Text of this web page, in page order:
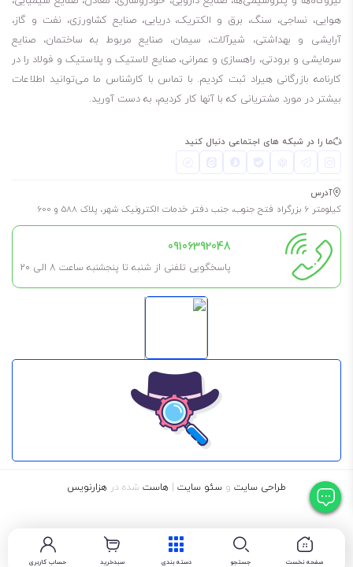
هوایی، نساجی، سنگ، برق و الکتریک، دریایی، صنایع کشاورزی، نفت و گاز،
آرایشی و بهداشتی، شیرآلات، سیمان، صنایع مربوط به ساختمان، صنایع
سرمایشی و برودتی، راهسازی و عمرانی، صنایع لاستیک و پلاستیک و فولاد را در
کارنامه بازرگانی هیراد ثبت کردیم. با تماس با کارشناس ما می‌توانید اطلاعات
بیشتر در مورد مشتریانی که با آنها کار کردیم، به دست آورید.
ما را در شبکه های اجتماعی دنبال کنید
آدرس
کیلومتر 6 بزرگراه فتح جنوب، جنب دفتر خدمات الکترونیک شهر، پلاک 588 و 600
09106392048
پاسخگویی تلفنی از شنبه تا پنجشنبه ساعت 8 الی ۲۰
طراحی سایت و سئو سایت | هاست شده در هزارنویس
صفحه نخست جستجو دسته بندی سبدخرید حساب کاربری